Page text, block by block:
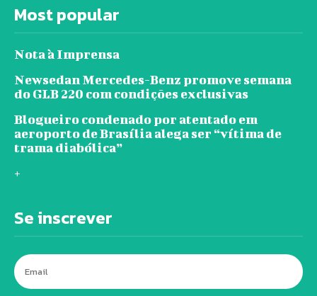
Most popular
Nota à Imprensa
Newsedan Mercedes-Benz promove semana
do GLB 220 com condições exclusivas
Blogueiro condenado por atentado em
aeroporto de Brasília alega ser “vítima de
trama diabólica”
+
Se inscrever